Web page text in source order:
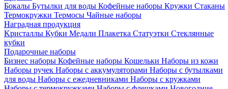
Бокалы Бутылки для воды Кофейные наборы Кружки Стаканы
Термокружки Термосы Чайные наборы
Наградная продукция
Kристаллы Кубки Медали Плакетка Статуэтки Стеклянные
кубки
Подарочные наборы
Бизнес наборы Кофейные наборы Кошельки Наборы из кожи
Наборы ручек Наборы с аккумуляторами Наборы с бутылками
для воды Наборы с ежедневниками Наборы с кружками